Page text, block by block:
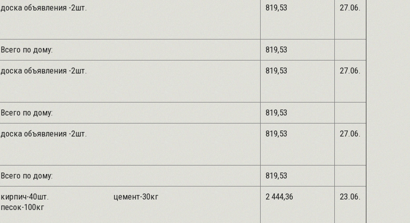
доска объявления -2шт. 819,53 27.06.
Всего по дому: 819,53
доска объявления -2шт. 819,53 27.06.
Всего по дому: 819,53
доска объявления -2шт. 819,53 27.06.
Всего по дому: 819,53
кирпич-40шт. цемент-30кг
песок-100кг
2 444,36 23.06.